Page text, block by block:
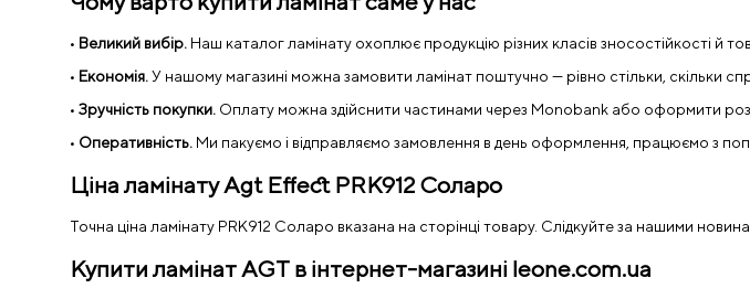
• Великий вибір. Наш каталог ламінату охоплює продукцію різних класів зносостійкості й
• Економія.У нашому магазині можна замовити ламінат поштучно — рівно стільки, скільки
• Зручність покупки. Оплату можна здійснити частинами через Monobank або оформити
• Оперативність. Ми пакуємо і відправляємо замовлення в день оформлення, працюємо з
Ціна ламінатуAgt Effect PRK912 Соларо
Точна ціна ламінату PRK912 Соларо вказана на сторінці товару. Слідкуйте за нашими
Купити ламінат AGT в інтернет-магазині leone.com.ua